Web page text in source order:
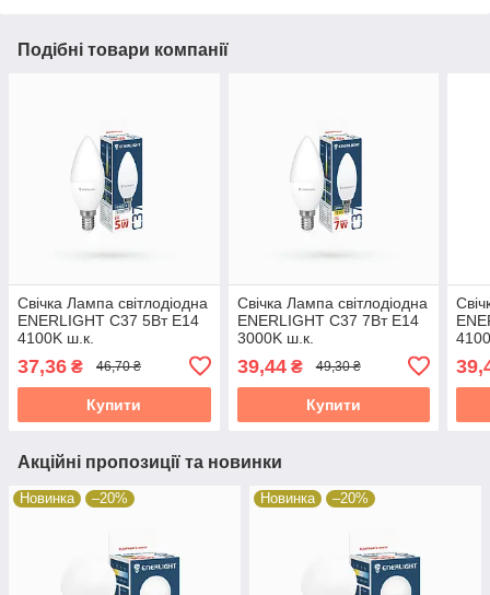
Подібні товари компанії
Свічка Лампа світлодіодна
ENERLIGHT С37 5Вт E14
4100K ш.к.
37,36 ₴ 46,70 ₴
Купити
Свічка Лампа світлодіодна
ENERLIGHT С37 7Вт E14
3000K ш.к.
39,44₴ 49,30 ₴
Купити
Акційні пропозиції та новинки
Новинка –20% Новинка –20%